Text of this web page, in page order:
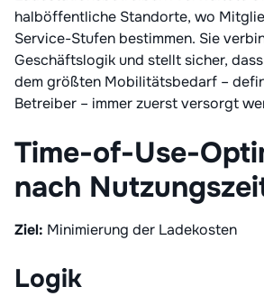
halböffentliche Standorte, wo
Service-Stufen bestimmen. Sie
Geschäftslogik und stellt sicher,
dem größten Mobilitätsbedarf –
Betreiber – immer zuerst versorgt
Time-of-Use-
nach
Ziel: Minimierung der Ladekosten
Logik